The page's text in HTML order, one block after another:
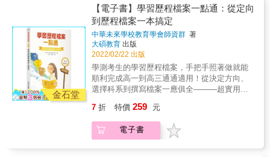
息檢視…… 透過重建系統，擺脫「讀後迷茫、
只有天才適用」的無力感，突破撞牆，成績動
起來。 用對方法，就能拿高分！◆◆絕對高分
推薦◆◆延首男博士將資工的「邏輯架構」與
醫學的「大腦科學」完美結合，把痛苦的死背
轉化為高效的系統運作。對於在資訊海中掙
扎、努力卻看不見成效的考生來說，這本書提
供的33招應考模組，正是重塑學習節奏、逆轉
成績的關鍵手術刀！————「周博教你高效
閱讀做筆記」粉絲團版主、閱讀與學習策略專
家 周博我見過太多學生把苦讀當信仰，卻不知
道自己在做無效努力。我們缺少的從來不是更
多的讀書時間，而是一套真正有效的學習系
統。停止盲目前進吧！跟著書中介紹的33種學
惑、真正需要什麼樣的引導。雖然這是一本為
高中職生所寫的書，但也同樣適合家長與老師
閱讀，可以透過本書更好地了解學生的需求。
此書不只是工具書，亦是一本體現當代高中生
對教育制度理解的書。期待本書能夠鼓勵更多
學生將自己獨一無二的學習經驗分享出來，臺
灣的教育與學習環境可以在不斷的交流與傳承
中，得到更多啟發與成長。●遊戲開始：上高中
制、新課綱等等，準備進入多彩多姿的高中生
到的十大關卡，並提供破關秘訣。除了學習相
關的秘訣，像是讀書方法及技巧、如何製作學
習歷程檔案、如何找到自己的志向、選擇班
完全以「學生」的角度出發。因此，賦能港科
技除了開發出自主學習工具Lucker App，有各
種自主學習活動的資訊可供查找，以及製作與
記錄學習歷程的功能；也成立了Luckerly拉課力
部落格，期許藉由經驗分享及傳承，幫助學生
適應高中教育的重大變革。本書作者是「新課
綱先鋒隊」的學長姐，是親身經歷108課綱第
一、二屆的學生，所以理解學生的困惑與迷
茫。此書精選Luckerly拉課力部落格中的文章，
並增添一些限定內容，依照時間順序，介紹高
制度，也會分享關於學習歷程製作、讀書方
法、升學準備等相關經驗。本書的發想與構
思，來自學長姐想要幫助學弟妹的熱心，實際
金石堂
【電子書】學習歷程檔案一點通：從定向
到歷程檔案一本搞定
中華未來學校教育學會師資群 著
大碩教育 出版
2022/02/22 出版
學測考生的學習歷程檔案，手把手照著做就能
順利完成高一到高三通通適用！從決定方向、
選擇科系到撰寫檔案一應俱全———超實用撰
裡！———課程學習成果該怎麼做？多元表現
又該做什麼？大學教授審查時，到底想看到什
麼重點？製作學習歷程檔案似乎變成一件麻煩
7 折 特價 259 元
電子書